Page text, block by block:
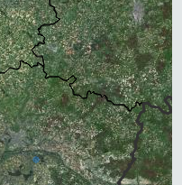
Chargement...